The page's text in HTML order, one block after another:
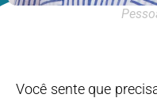
Você sente que